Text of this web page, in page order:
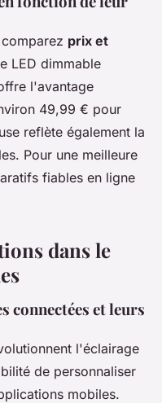
prix et
LED dimmable
l'avantage
49,99 € pour
reflète également la
Pour une meilleure
fiables en ligne
dans le
connectées et leurs
l'éclairage
de personnaliser
mobiles.